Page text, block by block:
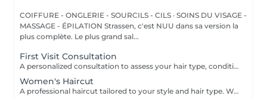
COIFFURE - ONGLERIE - SOURCILS - CILS · SOINS DU VISAGE -
MASSAGE - ÉPILATION Strassen, c'est NUU dans sa version la
plus complète. Le plus grand sal...
First Visit Consultation
A personalized consultation to assess your hair type, condition, and goals helping us recommend the perfect treatments, color, or cut to suit your style and lifestyle.
Women's Haircut
A professional haircut tailored to your style and hair type. We begin with a short consultation to discuss your expectations, followed by a gentle wash while you relax lying comfortably in our Maletti chair, a precise cut, and a smooth blow-dry. We use Dyson Pro tools that protect your hair from excessive heat and deliver a sleek, polished finish. LaBiosthétique care and styling products provide holistic care for hair and scalp, combining scientific research with carefully selected natural ingredients. All brushes are sanitised with Sibel equipment, which effectively removes hair, product buildup, and impurities while reducing bacteria on the brush surface to maintain high hygiene standards for every client. For a more defined final look, styling can be added as an add-on. Simple, Moderate, Complex This grading reflects your hair's individual characteristics, such as texture, density, and length and is assessed by your hairdresser at the start of your visit. Not sure which to choose? We recommend booking Complex. The price will be adjusted after your consultation. Note: This is not related to the difficulty of haircuts or timing.